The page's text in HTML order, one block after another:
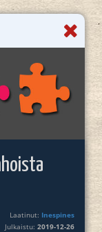
Laatinut: Inespines
Julkaistu:2019-12-26